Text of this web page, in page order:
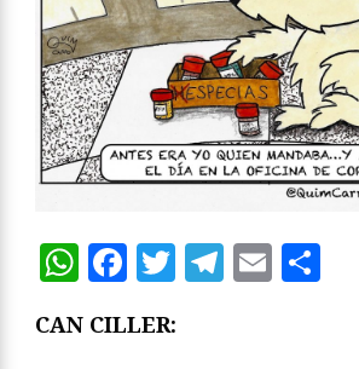
WhatsApp
Facebook
TwitterEmail
CAN CILLER: